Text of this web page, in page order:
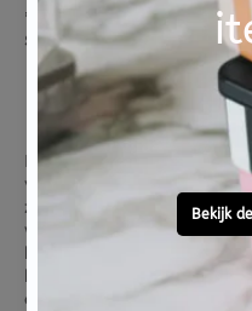
€ 37,95
Sold Out
Katten en
De hondenknuffels van
viervoeters met de
zonder dat te verharen
worden. Geen ras is ze
hondencollectie zich
knuffel ideaal voor
overal mee naar toe